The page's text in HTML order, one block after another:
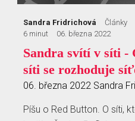
Sandra Fridrichová Články
6 minut
06. března 2022
Sandra svítí v síti -
síti se rozhoduje
06. března 2022 Sandra
Píšu o Red Button. O síti,